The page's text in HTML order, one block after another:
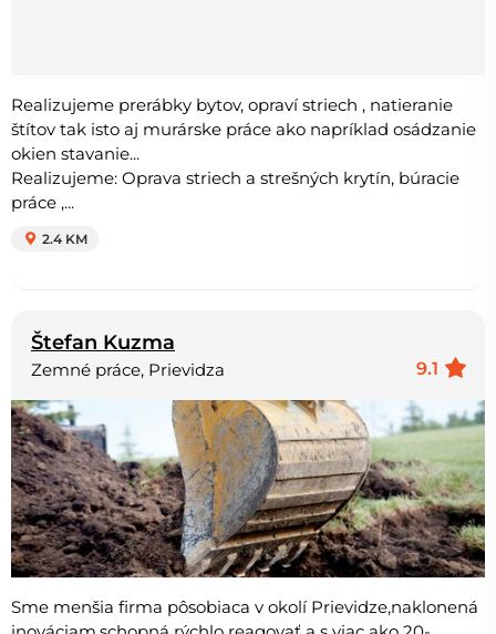
Realizujeme prerábky bytov, opraví striech , natieranie
štítov tak isto aj murárske práce ako napríklad osádzanie
okien stavanie...
Realizujeme: Oprava striech a strešných krytín, búracie
práce ,...
2.4 KM
Štefan Kuzma
9.1
Zemné práce, Prievidza
Sme menšia firma pôsobiaca v okolí Prievidze,naklonená